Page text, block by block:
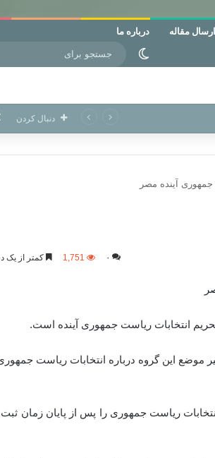
ارسال مقاله درباره ما
تغییر پوسته
دنبال کردن
آینده مصر
۰ 1,751 کمتر از یک
انتخابات ریاست جمهوری آینده است.
موضع این گروه درباره انتخابات ریاست
ریاست جمهوری را پس از پایان زمان ثبت